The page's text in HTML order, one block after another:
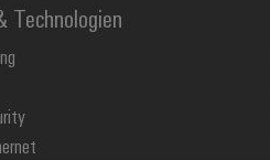
Technologien